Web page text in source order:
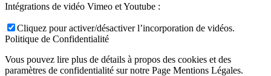
Intégrations de vidéo Vimeo et Youtube :
Cliquez pour activer/désactiver l’incorporation de vidéos.
Politique de Confidentialité
Vous pouvez lire plus de détails à propos des cookies et des
paramètres de confidentialité sur notre Page Mentions Légales.